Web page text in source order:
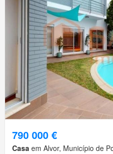
790 000 €
Casa em Alvor, Município de